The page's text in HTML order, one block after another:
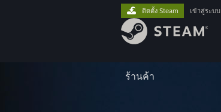
ร้านค้า
ติดตั้ง Steam เข้าสู่ระบบ